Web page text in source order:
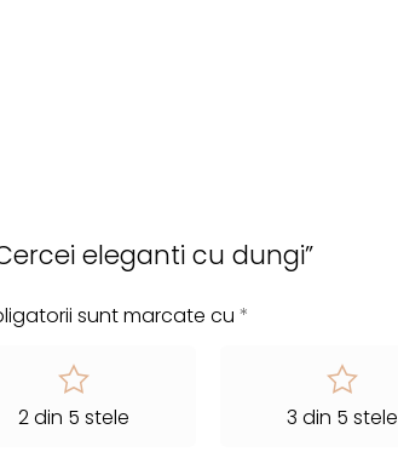
eleganti cu dungi”
sunt marcate cu *
2 din 5 stele 3 din 5 stele